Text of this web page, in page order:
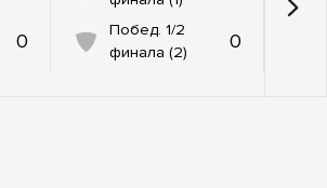
0
Побед. 1/2
финала (2)
0